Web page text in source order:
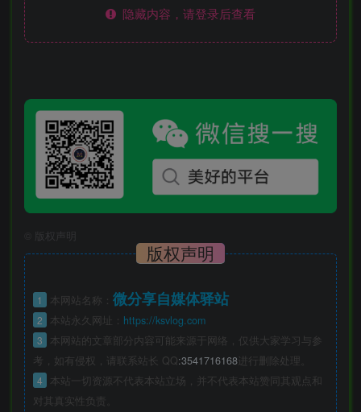
隐藏内容，请登录后查看
版权声明
版权声明
1 本网站名称： 微分享自媒体驿站
2 本站永久网址： https://ksvlog.com
3
本网站的文章部分内容可能来源于网络，仅供大家学习与参
考，如有侵权，请联系站长 QQ:3541716168进行删除处理。
4
本站一切资源不代表本站立场，并不代表本站赞同其观点和
对其真实性负责。